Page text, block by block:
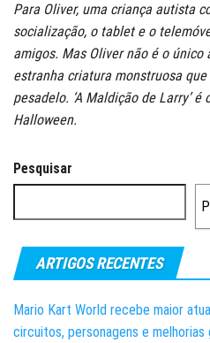
Para Oliver, uma criança autista
socialização, o tablet e o
amigos. Mas Oliver não é o único
estranha criatura monstruosa
pesadelo. ‘A Maldição de Larry’
Halloween.
Pesquisar
ARTIGOS RECENTES
Mario Kart World recebe maior
circuitos, personagens e melhorias